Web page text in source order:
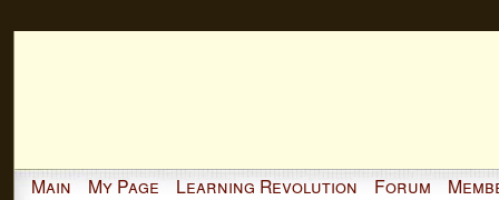
Main My Page Learning Revolution Forum